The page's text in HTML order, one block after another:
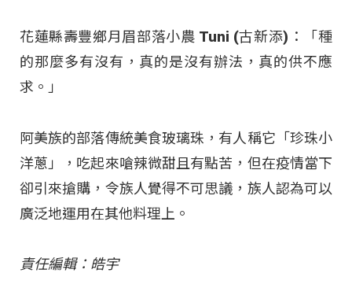
花蓮縣壽豐鄉月眉部落小農 Tuni (古新添)：「種
的那麼多有沒有，真的是沒有辦法，真的供不應
求。」
阿美族的部落傳統美食玻璃珠，有人稱它「珍珠小
洋蔥」，吃起來嗆辣微甜且有點苦，但在疫情當下
卻引來搶購，令族人覺得不可思議，族人認為可以
廣泛地運用在其他料理上。
責任編輯：皓宇